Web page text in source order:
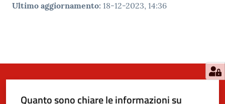
Ultimo aggiornamento: 18-12-2023, 14:36
Quanto sono chiare le informazioni su